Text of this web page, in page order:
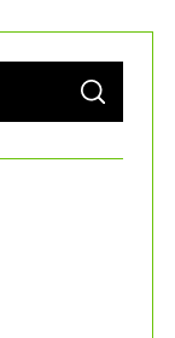
S
A
C